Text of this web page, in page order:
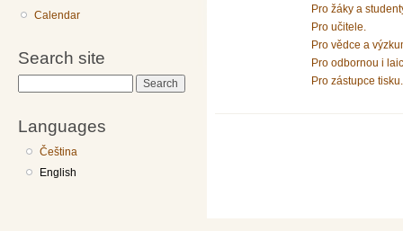
Calendar
Search site
Languages
Čeština
English
Pro žáky a
Pro učitele.
Pro vědce a
Pro odbornou i
Pro zástupce tisku.